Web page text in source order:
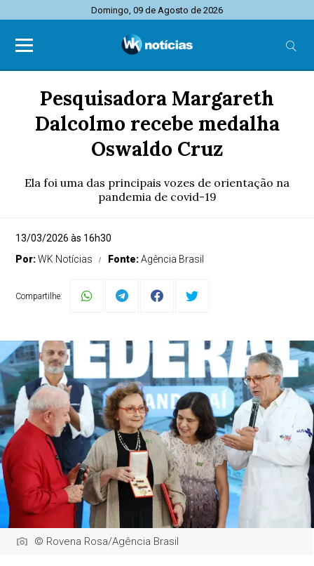
Domingo, 09 de Agosto de 2026
Pesquisadora Margareth
Dalcolmo recebe medalha
Oswaldo Cruz
Ela foi uma das principais vozes de orientação na
pandemia de covid-19
13/03/2026 às 16h30
Por:WK Notícias Fonte:Agência Brasil
Compartilhe:
© Rovena Rosa/Agência Brasil